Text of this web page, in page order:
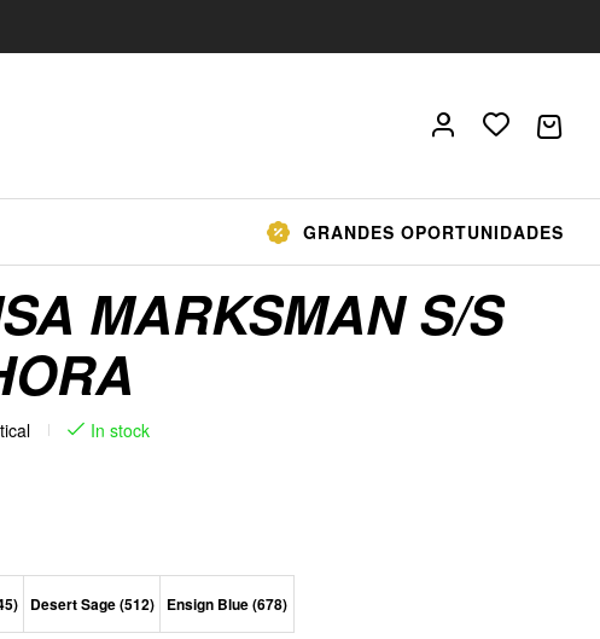
GRANDES OPORTUNIDADES
MARKSMAN S/S
In stock
Desert Sage (512) Ensign Blue (678)